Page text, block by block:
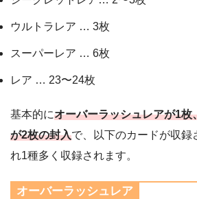
ウルトラレア … 3枚
スーパーレア … 6枚
レア … 23〜24枚
基本的にオーバーラッシュレアが1枚
が2枚の封入で、以下のカードが収録
れ1種多く収録されます。
オーバーラッシュレア